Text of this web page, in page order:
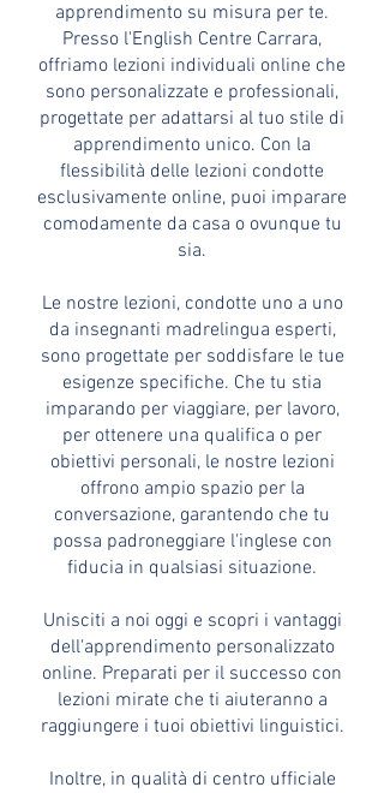
apprendimento su misura per te.
Presso l'English Centre Carrara,
offriamo lezioni individuali online che
sono personalizzate e professionali,
progettate per adattarsi al tuo stile di
apprendimento unico. Con la
flessibilità delle lezioni condotte
esclusivamente online, puoi imparare
comodamente da casa o ovunque tu
sia.
Le nostre lezioni, condotte uno a uno
da insegnanti madrelingua esperti,
sono progettate per soddisfare le tue
esigenze specifiche. Che tu stia
imparando per viaggiare, per lavoro,
per ottenere una qualifica o per
obiettivi personali, le nostre lezioni
offrono ampio spazio per la
conversazione, garantendo che tu
possa padroneggiare l'inglese con
fiducia in qualsiasi situazione.
Unisciti a noi oggi e scopri i vantaggi
dell'apprendimento personalizzato
online. Preparati per il successo con
lezioni mirate che ti aiuteranno a
raggiungere i tuoi obiettivi linguistici.
Inoltre, in qualità di centro ufficiale